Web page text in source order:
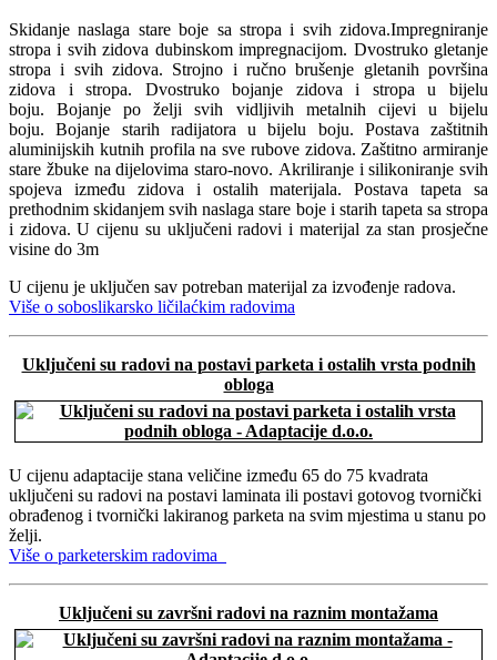
Skidanje naslaga stare boje sa stropa i svih zidova.Impregniranje
stropa i svih zidova dubinskom impregnacijom. Dvostruko gletanje
stropa i svih zidova. Strojno i ručno brušenje gletanih površina
zidova i stropa. Dvostruko bojanje zidova i stropa u bijelu
boju. Bojanje po želji svih vidljivih metalnih cijevi u bijelu
boju. Bojanje starih radijatora u bijelu boju. Postava zaštitnih
aluminijskih kutnih profila na sve rubove zidova. Zaštitno armiranje
stare žbuke na dijelovima staro-novo. Akriliranje i silikoniranje svih
spojeva između zidova i ostalih materijala. Postava tapeta sa
prethodnim skidanjem svih naslaga stare boje i starih tapeta sa stropa
i zidova. U cijenu su uključeni radovi i materijal za stan prosječne
visine do 3m
U cijenu je uključen sav potreban materijal za izvođenje radova.
Više o soboslikarsko ličilaćkim radovima
Uključeni su radovi na postavi parketa i ostalih vrsta podnih
obloga
U cijenu adaptacije stana veličine između 65 do 75 kvadrata
uključeni su radovi na postavi laminata ili postavi gotovog tvornički
obrađenog i tvornički lakiranog parketa na svim mjestima u stanu po
želji.
Više o parketerskim radovima
Uključeni su završni radovi na raznim montažama